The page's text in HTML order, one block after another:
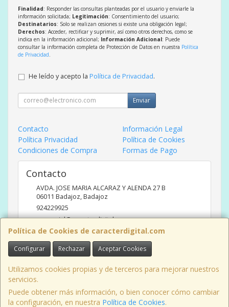
Política de Cookies de caracterdigital.com
Configurar Rechazar Aceptar Cookies
Utilizamos cookies propias y de terceros para mejorar nuestros
servicios.
Puede obtener más información, o bien conocer cómo cambiar
la configuración, en nuestra Política de Cookies.
Finalidad: Responder las consultas planteadas por el usuario y enviarle la
información solicitada; Legitimación: Consentimiento del usuario;
Destinatarios: Solo se realizan cesiones si existe una obligación legal;
Derechos: Acceder, rectificar y suprimir, así como otros derechos, como se
indica en la información adicional; Información Adicional: Puede
consultar la información completa de Protección de Datos en nuestra Política
de Privacidad
He leído y acepto la Política de Privacidad.
Enviar
Contacto
Información Legal
Política Privacidad
Política de Cookies
Condiciones de Compra
Formas de Pago
Contacto
AVDA. JOSE MARIA ALCARAZ Y ALENDA 27 B
06011 Badajoz,Badajoz
924229925
comercial@caracterdigital.com
Horario
DE 10 A 14 HORAS DE MAÑANA, 17 A 20:30 HORAS TARDES
, , , , España. - C.I.F.: B06426175 - Tfno: